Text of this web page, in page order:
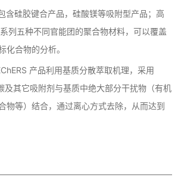
含硅胶键合产品，硅酸镁等吸附型产品；高
列五种不同官能团的聚合物材料，可以覆盖
化合物的分析。
产品利用基质分散萃取机理，采用
及其它吸附剂与基质中绝大部分干扰物（有机
物等）结合，通过离心方式去除，从而达到